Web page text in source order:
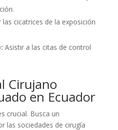
las cicatrices de la exposición
Asistir a las citas de control
Cirujano
en Ecuador
crucial. Busca un
las sociedades de cirugía